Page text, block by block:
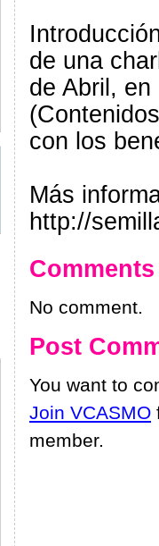
de una
de Abril,
con los
Más
http://
Comments
No comment.
Post
You want to
Join VCASMO
member.